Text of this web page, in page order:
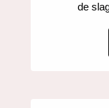
de